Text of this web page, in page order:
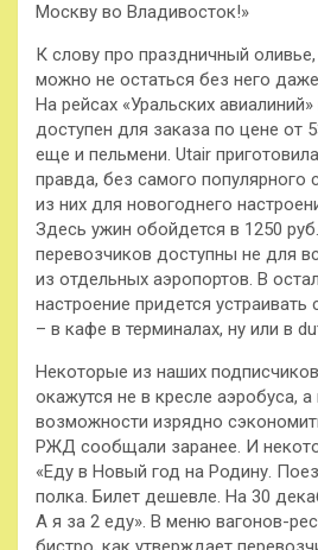
Москву во Владивосток!»
К слову про праздничный
можно не остаться без него
На рейсах «Уральских
доступен для заказа по цене от
еще и пельмени. Utair
правда, без самого популярного
из них для новогоднего
Здесь ужин обойдется в 1250
перевозчиков доступны не для
из отдельных аэропортов. В
настроение придется устраивать
– в кафе в терминалах, ну или в
Некоторые из наших
окажутся не в кресле аэробуса,
возможности изрядно
РЖД сообщали заранее. И
«Еду в Новый год на Родину.
полка. Билет дешевле. На 30
А я за 2 еду». В меню вагонов-